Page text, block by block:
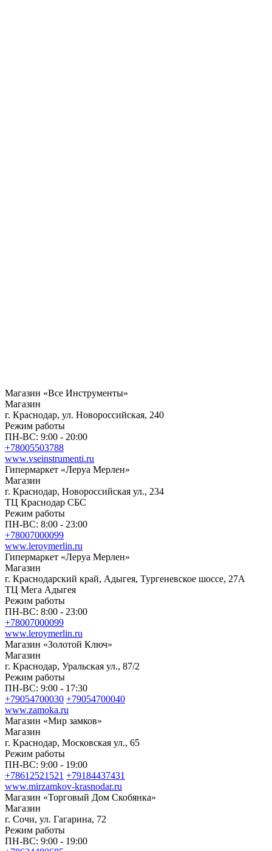
Магазин «Все Инструменты»
Магазин
г. Краснодар, ул. Новороссийская, 240
Режим работы
ПН-ВС: 9:00 - 20:00
+78005503788
www.vseinstrumenti.ru
Гипермаркет «Леруа Мерлен»
Магазин
г. Краснодар, Новороссийская ул., 234
ТЦ Краснодар СБС
Режим работы
ПН-ВС: 8:00 - 23:00
+78007000099
www.leroymerlin.ru
Гипермаркет «Леруа Мерлен»
Магазин
г. Краснодарский край, Адыгея, Тургеневское шоссе, 27А
ТЦ Мега Адыгея
Режим работы
ПН-ВС: 8:00 - 23:00
+78007000099
www.leroymerlin.ru
Магазин «Золотой Ключ»
Магазин
г. Краснодар, Уральская ул., 87/2
Режим работы
ПН-ВС: 9:00 - 17:30
+79054700030 +79054700040
www.zamoka.ru
Магазин «Мир замков»
Магазин
г. Краснодар, Московская ул., 65
Режим работы
ПН-ВС: 9:00 - 19:00
+78612521521 +79184437431
www.mirzamkov-krasnodar.ru
Магазин «Торговый Дом Скобянка»
Магазин
г. Сочи, ул. Гагарина, 72
Режим работы
ПН-ВС: 9:00 - 19:00